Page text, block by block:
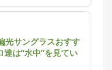
光サングラスおすす
は“水中”を見てい